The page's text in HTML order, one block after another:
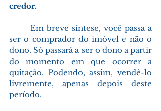
credor.
ser o comprador do imóvel e não o
dono. Só passará a ser o dono a partir
do momento em que ocorrer a
quitação. Podendo, assim, vendê-lo
livremente, apenas depois deste
período.